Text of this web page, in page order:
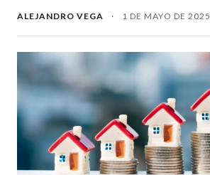
ALEJANDRO VEGA · 1 DE MAYO DE 2025